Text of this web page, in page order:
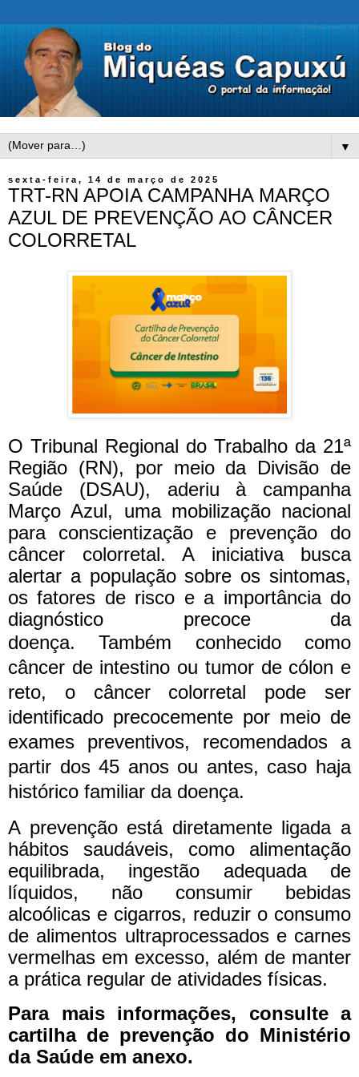
▼
sexta-feira, 14 de março de 2025
TRT-RN APOIA CAMPANHA MARÇO
AZUL DE PREVENÇÃO AO CÂNCER
COLORRETAL
O Tribunal Regional do Trabalho da 21ª
Região (RN), por meio da Divisão de
Saúde (DSAU), aderiu à campanha
Março Azul, uma mobilização nacional
para conscientização e prevenção do
câncer colorretal. A iniciativa busca
alertar a população sobre os sintomas,
os fatores de risco e a importância do
diagnóstico precoce da
doença.Também conhecido como
câncer de intestino ou tumor de cólon e
reto, o câncer colorretal pode ser
identificado precocemente por meio de
exames preventivos, recomendados a
partir dos 45 anos ou antes, caso haja
histórico familiar da doença.
A prevenção está diretamente ligada a
hábitos saudáveis, como alimentação
equilibrada, ingestão adequada de
líquidos, não consumir bebidas
alcoólicas e cigarros, reduzir o consumo
de alimentos ultraprocessados e carnes
vermelhas em excesso, além de manter
a prática regular de atividades físicas.
Para mais informações, consulte a
cartilha de prevenção do Ministério
da Saúde em anexo.